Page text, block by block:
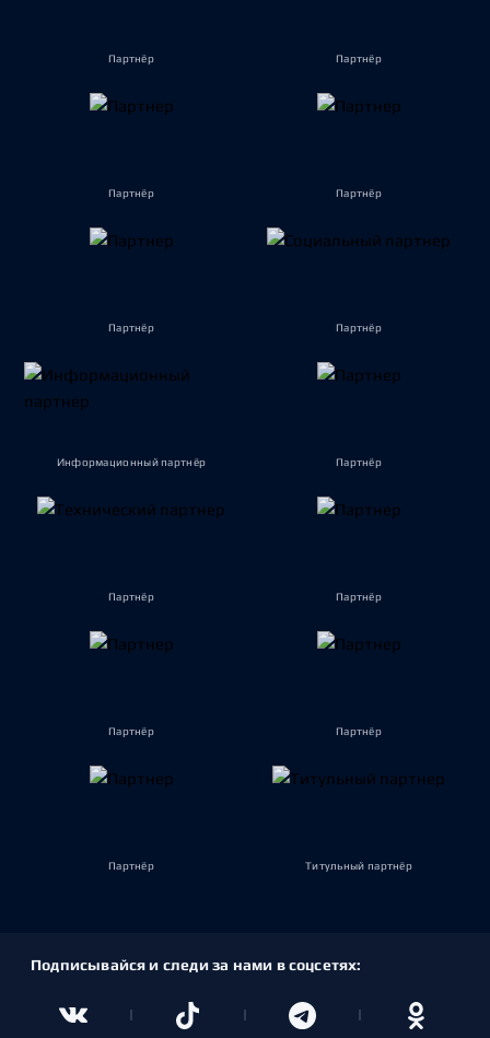
Партнёр Партнёр
Партнёр Партнёр
Партнёр Партнёр
Информационный партнёр Партнёр
Партнёр Партнёр
Партнёр Партнёр
Партнёр Титульный партнёр
Подписывайся и следи за нами в соцсетях: